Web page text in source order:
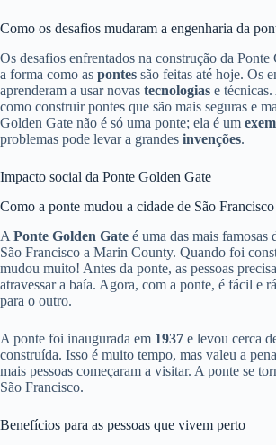
Como os desafios mudaram a engenharia da
Os desafios enfrentados na construção da
a forma como as pontes são feitas até hoje. Os
aprenderam a usar novas tecnologias e
como construir pontes que são mais seguras e
Golden Gate não é só uma ponte; ela é um
problemas pode levar a grandes invenções.
Impacto social da Ponte Golden Gate
Como a ponte mudou a cidade de São Francisco
A Ponte Golden Gate é uma das mais famosas
São Francisco a Marin County. Quando foi
mudou muito! Antes da ponte, as pessoas
atravessar a baía. Agora, com a ponte, é fácil e
para o outro.
A ponte foi inaugurada em 1937 e levou cerca
construída. Isso é muito tempo, mas valeu a
mais pessoas começaram a visitar. A ponte se
São Francisco.
Benefícios para as pessoas que vivem perto